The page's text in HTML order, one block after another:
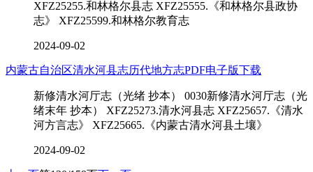
XFZ25255.和林格尔县志 XFZ25555.《和林格尔县政协
志》 XFZ25599.和林格尔教育志
2024-09-02
内蒙古自治区清水河县志历代地方志PDF电子版下载
新修清水河厅志（光绪 抄本） 0030新修清水河厅志（光
绪末年 抄本） XFZ25273.清水河县志 XFZ25657.《清水
河方言志》 XFZ25665.《内蒙古清水河县土壤》
2024-09-02